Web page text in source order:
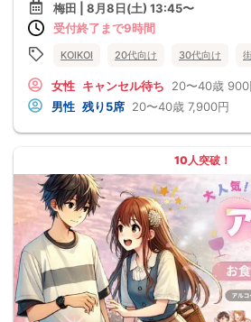
梅田 | 8月8日(土) 13:45〜
受付終了まで9時間
KOIKOI 20代向け 30代向け
女性 キャンセル待ち 20〜40歳 900
男性 残り5席 20〜40歳 7,900円
10人突破！